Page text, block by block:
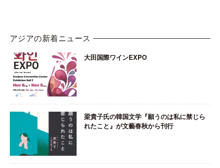
アジアの新着ニュース
大田国際ワインEXPO
梁貴子氏の韓国文学『願うのは私に禁じら
れたこと』が文藝春秋から刊行